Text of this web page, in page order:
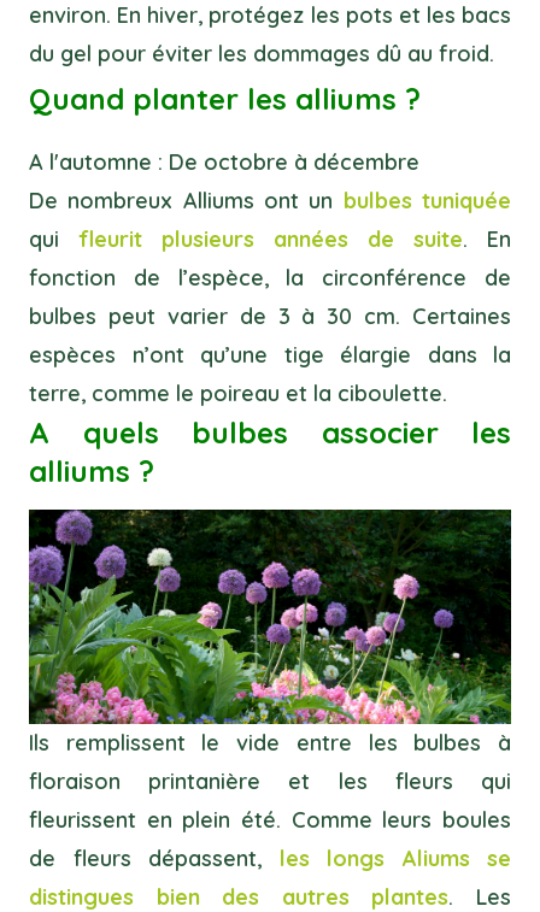
environ. En hiver, protégez les pots et les bacs
du gel pour éviter les dommages dû au froid.
Quand planter les alliums ?
A l'automne : De octobre à décembre
De nombreux Alliums ont un bulbes tuniquée
qui fleurit plusieurs années de suite. En
fonction de l’espèce, la circonférence de
bulbes peut varier de 3 à 30 cm. Certaines
espèces n’ont qu’une tige élargie dans la
terre, comme le poireau et la ciboulette.
A quels bulbes associer les
alliums ?
Ils remplissent le vide entre les bulbes à
floraison printanière et les fleurs qui
fleurissent en plein été. Comme leurs boules
de fleurs dépassent, les longs Aliums se
distingues bien des autres plantes. Les